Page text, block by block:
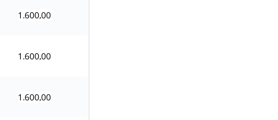
1.600,00
1.600,00
1.600,00